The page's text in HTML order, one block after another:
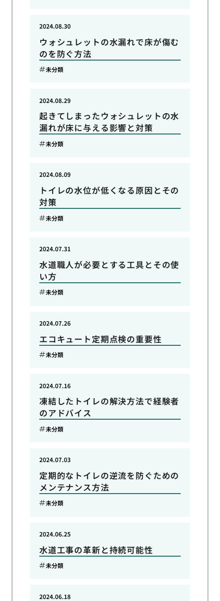
ウォシュレットの水漏れで床が傷む
のを防ぐ方法
2024.08.30
未分類
起きてしまったウォシュレットの水
漏れが床に与える影響と対策
2024.08.29
未分類
トイレの水位が低くなる原因とその
対策
2024.08.09
未分類
水道職人が必要とする工具とその使
い方
2024.07.31
未分類
エコキュート定期点検の重要性
2024.07.26
未分類
凍結したトイレの解決方法で経験者
のアドバイス
2024.07.16
未分類
定期的なトイレの逆流を防ぐための
メンテナンス方法
2024.07.03
未分類
水道工事の革新と持続可能性
2024.06.25
未分類
2024.06.18